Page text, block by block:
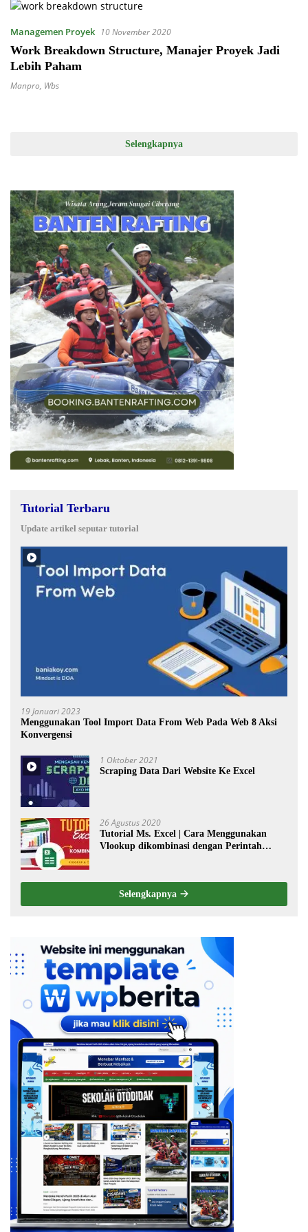
Managemen Proyek 10 November 2020
Work Breakdown Structure, Manajer Proyek Jadi
Lebih Paham
Manpro, Wbs
Selengkapnya
Tutorial Terbaru
Update artikel seputar tutorial
19 Januari 2023
Menggunakan Tool Import Data From Web Pada Web 8 Aksi
Konvergensi
1 Oktober 2021
Scraping Data Dari Website Ke Excel
26 Agustus 2020
Tutorial Ms. Excel | Cara Menggunakan
Vlookup dikombinasi dengan Perintah
Selengkapnya